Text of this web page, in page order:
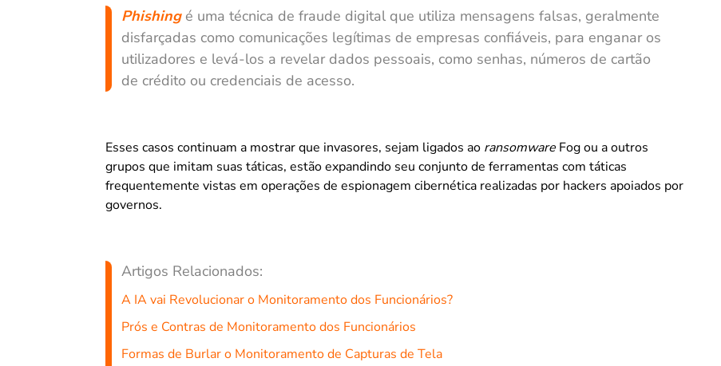
Phishingé uma técnica de fraude digital que utiliza mensagens falsas, geralmente
disfarçadas como comunicações legítimas de empresas confiáveis, para enganar os
utilizadores e levá-los a revelar dados pessoais, como senhas, números de cartão
de crédito ou credenciais de acesso.
Esses casos continuam a mostrar que invasores, sejam ligados ao ransomware Fog ou a outros
grupos que imitam suas táticas, estão expandindo seu conjunto de ferramentas com táticas
frequentemente vistas em operações de espionagem cibernética realizadas por hackers apoiados por
governos.
Artigos Relacionados:
A IA vai Revolucionar o Monitoramento dos Funcionários?
Prós e Contras de Monitoramento dos Funcionários
Formas de Burlar o Monitoramento de Capturas de Tela